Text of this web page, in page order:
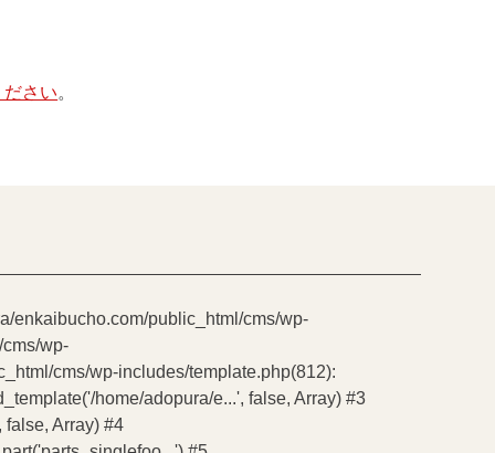
さい。
enkaibucho.com/public_html/cms/wp-
wp-
cms/wp-includes/template.php(812):
home/adopura/e...', false, Array) #3
Array) #4